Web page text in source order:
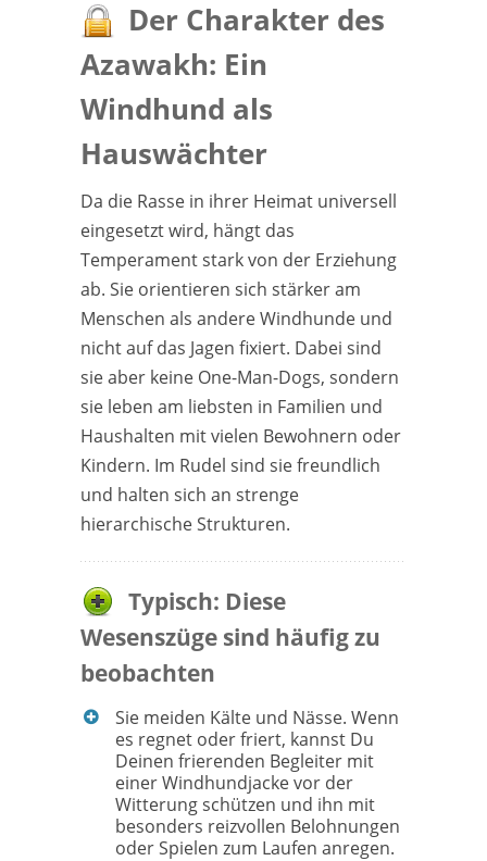
Der Charakter des
Azawakh: Ein
Windhund als
Hauswächter
Da die Rasse in ihrer Heimat universell
eingesetzt wird, hängt das
Temperament stark von der Erziehung
ab. Sie orientieren sich stärker am
Menschen als andere Windhunde und
nicht auf das Jagen fixiert. Dabei sind
sie aber keine One-Man-Dogs, sondern
sie leben am liebsten in Familien und
Haushalten mit vielen Bewohnern oder
Kindern. Im Rudel sind sie freundlich
und halten sich an strenge
hierarchische Strukturen.
Typisch: Diese
Wesenszüge sind häufig zu
beobachten
Sie meiden Kälte und Nässe. Wenn
es regnet oder friert, kannst Du
Deinen frierenden Begleiter mit
einer Windhundjacke vor der
Witterung schützen und ihn mit
besonders reizvollen Belohnungen
oder Spielen zum Laufen anregen.